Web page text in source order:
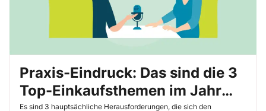
Praxis-Eindruck: Das sind die 3
Top-Einkaufsthemen im Jahr
Es sind 3 hauptsächliche Herausforderungen, die sich den